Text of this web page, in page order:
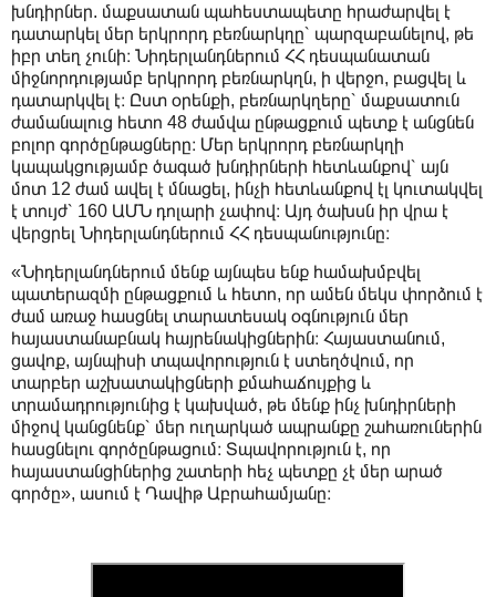
խնդիրներ. մաքսատան պահեստապետը հրաժարվել է
դատարկել մեր երկրորդ բեռնարկղը՝ պարզաբանելով, թե
իբր տեղ չունի։ Նիդերլանդներում ՀՀ դեսպանատան
միջնորդությամբ երկրորդ բեռնարկղն, ի վերջո, բացվել և
դատարկվել է։ Ըստ օրենքի, բեռնարկղերը՝ մաքսատուն
ժամանալուց հետո 48 ժամվա ընթացքում պետք է անցնեն
բոլոր գործընթացները։ Մեր երկրորդ բեռնարկղի
կապակցությամբ ծագած խնդիրների հետևանքով՝ այն
մոտ 12 ժամ ավել է մնացել, ինչի հետևանքով էլ կուտակվել
է տույժ՝ 160 ԱՄՆ դոլարի չափով։ Այդ ծախսն իր վրա է
վերցրել Նիդերլանդներում ՀՀ դեսպանությունը։
«Նիդերլանդներում մենք այնպես ենք համախմբվել
պատերազմի ընթացքում և հետո, որ ամեն մեկս փորձում է
ժամ առաջ հասցնել տարատեսակ օգնություն մեր
հայաստանաբնակ հայրենակիցներին։ Հայաստանում,
ցավոք, այնպիսի տպավորություն է ստեղծվում, որ
տարբեր աշխատակիցների քմահաճույքից և
տրամադրությունից է կախված, թե մենք ինչ խնդիրների
միջով կանցնենք՝ մեր ուղարկած ապրանքը շահառուներին
հասցնելու գործընթացում։ Տպավորություն է, որ
հայաստանցիներից շատերի հեչ պետքը չէ մեր արած
գործը», ասում է Դավիթ Աբրահամյանը։